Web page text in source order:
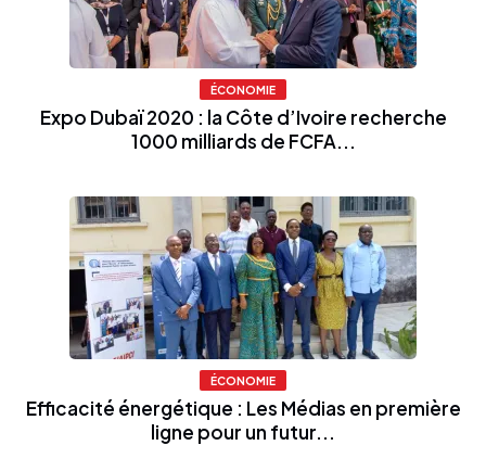
ÉCONOMIE
Expo Dubaï 2020 : la Côte d’Ivoire recherche
1000 milliards de FCFA...
ÉCONOMIE
Efficacité énergétique : Les Médias en première
ligne pour un futur...